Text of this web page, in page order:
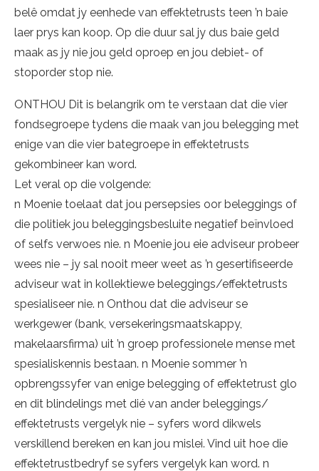
belê omdat jy eenhede van effektetrusts teen ’n baie
laer prys kan koop. Op die duur sal jy dus baie geld
maak as jy nie jou geld oproep en jou debiet- of
stoporder stop nie.
ONTHOU Dit is belangrik om te verstaan dat die vier
fondsegroepe tydens die maak van jou belegging met
enige van die vier bategroepe in effektetrusts
gekombineer kan word.
Let veral op die volgende:
n Moenie toelaat dat jou persepsies oor beleggings of
die politiek jou beleggingsbesluite negatief beïnvloed
of selfs verwoes nie. n Moenie jou eie adviseur probeer
wees nie – jy sal nooit meer weet as ’n gesertifiseerde
adviseur wat in kollektiewe beleggings/effektetrusts
spesialiseer nie. n Onthou dat die adviseur se
werkgewer (bank, versekeringsmaatskappy,
makelaarsfirma) uit ’n groep professionele mense met
spesialiskennis bestaan. n Moenie sommer ’n
opbrengssyfer van enige belegging of effektetrust glo
en dit blindelings met dié van ander beleggings/
effektetrusts vergelyk nie – syfers word dikwels
verskillend bereken en kan jou mislei. Vind uit hoe die
effektetrustbedryf se syfers vergelyk kan word. n